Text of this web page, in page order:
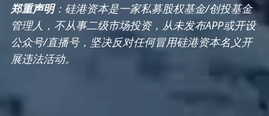
郑重声明：硅港资本是一家私募股权基金/创投基金
管理人，不从事二级市场投资，从未发布APP或开设
公众号/直播号，坚决反对任何冒用硅港资本名义开
展违法活动。